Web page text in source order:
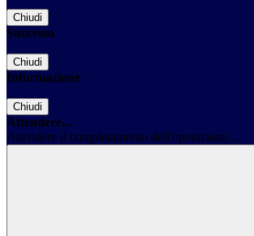
Chiudi
Successo
Chiudi
Informazione
Chiudi
Attendere...
Attendere il completamento dell'operazione...